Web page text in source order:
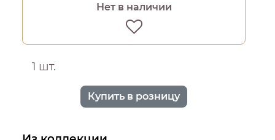
Нет в наличии
1 шт.
Купить в розницу